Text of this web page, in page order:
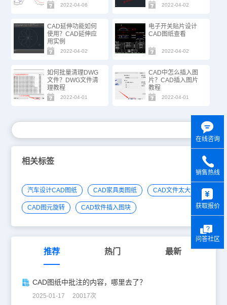
2022-04-06 2022-04-02
CAD延伸功能如何
使用？CAD延伸应
用实例
2022-04-02
电子开关贴片设计
CAD图纸查看
2022-04-02
如何批量清理DWG
文件？DWG文件清
理教程
2022-04-01
CAD中怎么插入图
片？CAD插入图片
教程
2022-04-01
相关标签
汽车设计CAD图纸 CAD家具类图纸 CAD文件太大
CAD图元旋转 CAD软件插入图块
推荐 热门 最新
CAD图纸中批注的内容，哪里去了？
2025-01-17 20017次
在线咨询
销售热线
获取报价
问答社区